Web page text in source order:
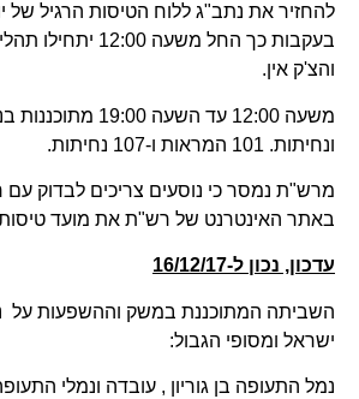
להחזיר את נתב"ג ללוח הטיסות הרגיל של
בעקבות כך החל משעה
והצ'ק אין.
ונחיתות. 101 המראות ו-107 נחיתות.
מרש"ת נמסר כי נוסעים צריכים לבדוק
באתר האינטרנט של רש"ת את מועד
עדכון, נכון ל-16/12/17
השביתה המתוכננת במשק וההשפעות על
ישראל ומסופי הגבול:
נמל התעופה בן גוריון , עובדה ונמלי